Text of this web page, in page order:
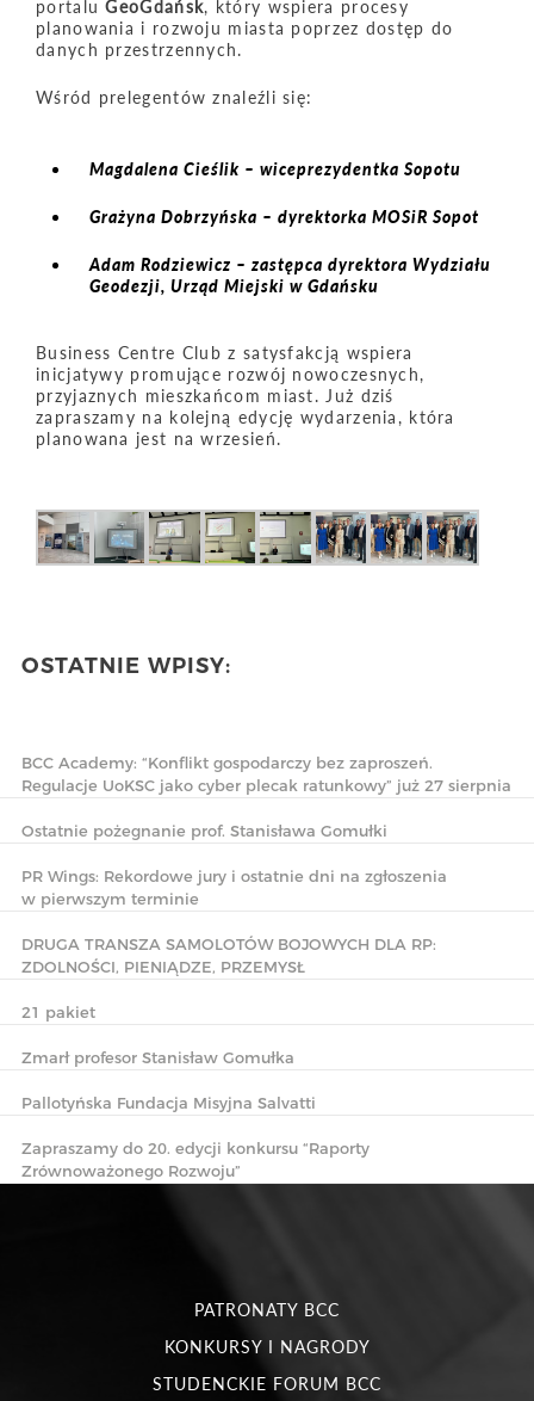
OSTATNIE WPISY:
BCC Academy: “Konflikt gospodarczy bez zaproszeń.
Regulacje UoKSC jako cyber plecak ratunkowy” już 27 sierpnia
Ostatnie pożegnanie prof. Stanisława Gomułki
PR Wings: Rekordowe jury i ostatnie dni na zgłoszenia
w pierwszym terminie
DRUGA TRANSZA SAMOLOTÓW BOJOWYCH DLA RP:
ZDOLNOŚCI, PIENIĄDZE, PRZEMYSŁ
21 pakiet
Zmarł profesor Stanisław Gomułka
Pallotyńska Fundacja Misyjna Salvatti
Zapraszamy do 20. edycji konkursu “Raporty
Zrównoważonego Rozwoju”
portaluGeoGdańsk, który wspiera procesy
planowania i rozwoju miasta poprzez dostęp do
danych przestrzennych.
Wśród prelegentów znaleźli się:
Magdalena Cieślik – wiceprezydentka Sopotu
Grażyna Dobrzyńska – dyrektorka MOSiR Sopot
Adam Rodziewicz – zastępca dyrektora Wydziału
Geodezji, Urząd Miejski w Gdańsku
Business Centre Club z satysfakcją wspiera
inicjatywy promujące rozwój nowoczesnych,
przyjaznych mieszkańcom miast. Już dziś
zapraszamy na kolejną edycję wydarzenia, która
planowana jest na wrzesień.
PATRONATY BCC
KONKURSY I NAGRODY
STUDENCKIE FORUM BCC